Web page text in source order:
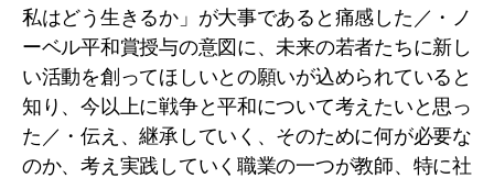
私はどう生きるか」が大事であると痛感した／・ノ
ーベル平和賞授与の意図に、未来の若者たちに新し
い活動を創ってほしいとの願いが込められていると
知り、今以上に戦争と平和について考えたいと思っ
た／・伝え、継承していく、そのために何が必要な
のか、考え実践していく職業の一つが教師、特に社